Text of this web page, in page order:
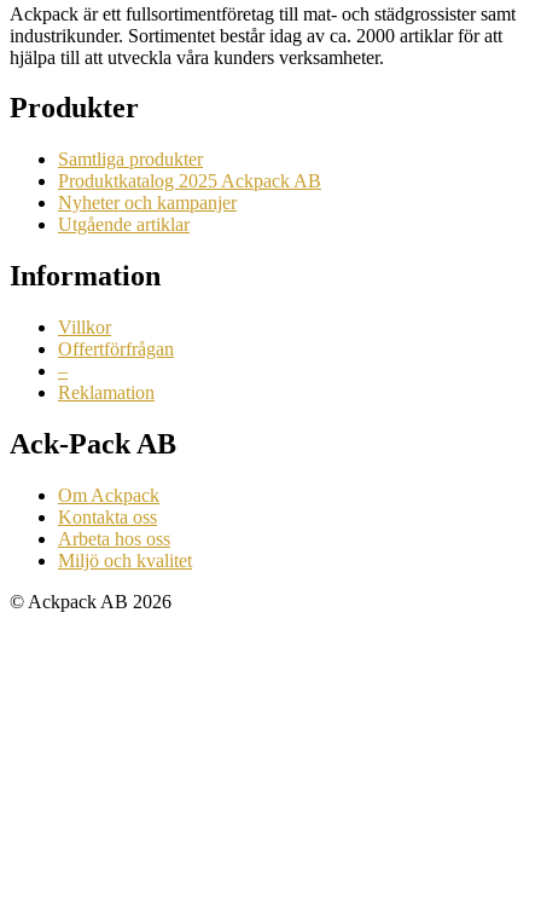
Ackpack är ett fullsortimentföretag till mat- och städgrossister samt
industrikunder. Sortimentet består idag av ca. 2000 artiklar för att
hjälpa till att utveckla våra kunders verksamheter.
Produkter
Samtliga produkter
Produktkatalog 2025 Ackpack AB
Nyheter och kampanjer
Utgående artiklar
Information
Villkor
Offertförfrågan
–
Reklamation
Ack-Pack AB
Om Ackpack
Kontakta oss
Arbeta hos oss
Miljö och kvalitet
© Ackpack AB 2026